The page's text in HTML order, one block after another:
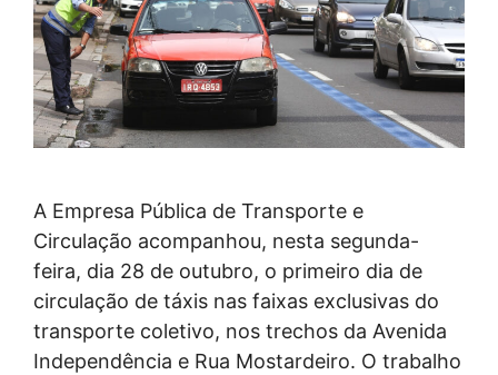
A Empresa Pública de Transporte e
Circulação acompanhou, nesta segunda-
feira, dia 28 de outubro, o primeiro dia de
circulação de táxis nas faixas exclusivas do
transporte coletivo, nos trechos da Avenida
Independência e Rua Mostardeiro. O trabalho